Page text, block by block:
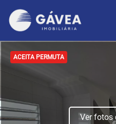
ACEITA PERMUTA
Ver fotos